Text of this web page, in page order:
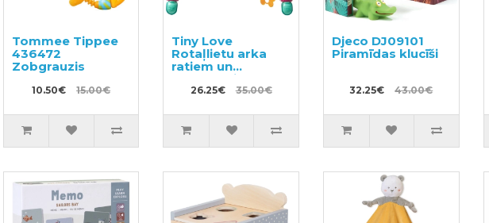
Tommee Tippee
436472
Zobgrauzis
10.50€ 15.00€
Tiny Love
Rotaļlietu arka
ratiem un
autokrēsliem
26.25€ 35.00€
Djeco DJ09101
Piramīdas klucīši
32.25€ 43.00€